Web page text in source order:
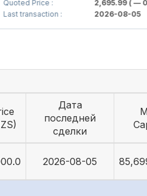
Price :
2,695.99( — 0.0 )
transaction :
2026-08-05
Дата
последней
сделки
2026-08-05